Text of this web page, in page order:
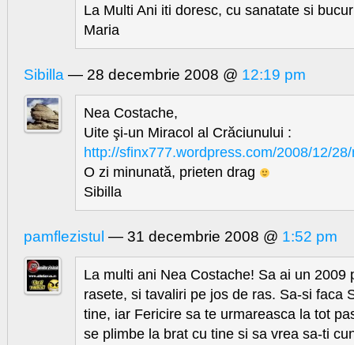
La Multi Ani iti doresc, cu sanatate si
Maria
Sibilla — 28 decembrie 2008 @ 12:19 pm
Nea Costache,
Uite şi-un Miracol al Crăciunului :
http://sfinx777.wordpress.com/2008/12/
O zi minunată, prieten drag
Sibilla
pamflezistul — 31 decembrie 2008 @ 1:52 pm
La multi ani Nea Costache! Sa ai un 2009
rasete, si tavaliri pe jos de ras. Sa-si faca
tine, iar Fericire sa te urmareasca la tot
se plimbe la brat cu tine si sa vrea sa-ti